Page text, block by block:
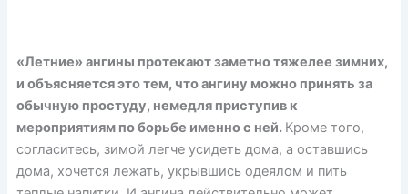
«Летние» ангины протекают заметно тяжелее зимних,
и объясняется это тем, что ангину можно принять за
обычную простуду, немедля приступив к
мероприятиям по борьбе именно с ней. Кроме того,
согласитесь, зимой легче усидеть дома, а оставшись
дома, хочется лежать, укрывшись одеялом и пить